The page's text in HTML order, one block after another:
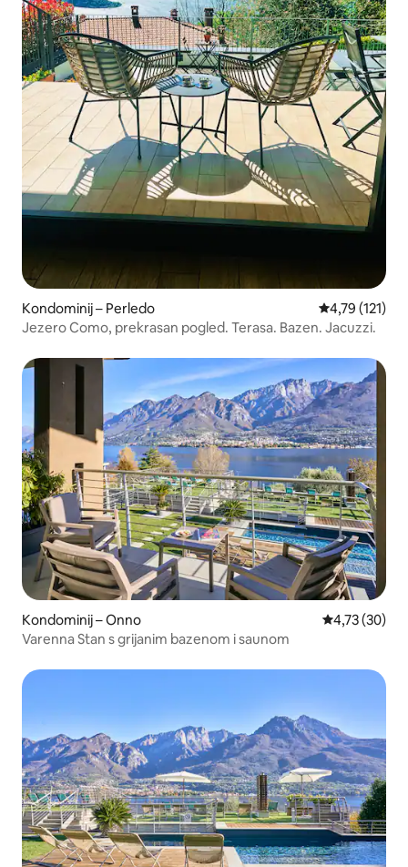
Kondominij – Perledo Prosječna
4,79 (121)
Jezero Como, prekrasan pogled. Terasa. Bazen. Jacuzzi.
Kondominij – Onno Prosječna
4,73 (30)
Varenna Stan s grijanim bazenom i saunom